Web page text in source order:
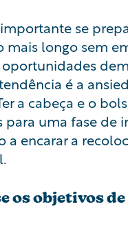
se
mais longo sem
oportunidades
é a
a cabeça e o
para uma fase de
a encarar a
os objetivos